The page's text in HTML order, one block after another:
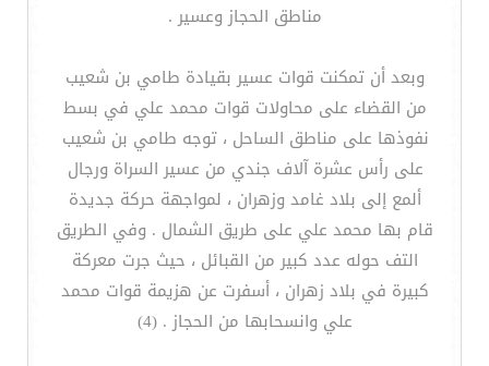
مناطق الحجاز وعسير .
وبعد أن تمكنت قوات عسير بقيادة طامي بن شعيب
من القضاء على محاولات قوات محمد علي في بسط
نفوذها على مناطق الساحل ، توجه طامي بن شعيب
على رأس عشرة آلاف جندي من عسير السراة ورجال
ألمع إلى بلاد غامد وزهران ، لمواجهة حركة جديدة
قام بها محمد علي على طريق الشمال . وفي الطريق
التف حوله عدد كبير من القبائل ، حيث جرت معركة
كبيرة في بلاد زهران ، أسفرت عن هزيمة قوات محمد
علي وانسحابها من الحجاز . (4)